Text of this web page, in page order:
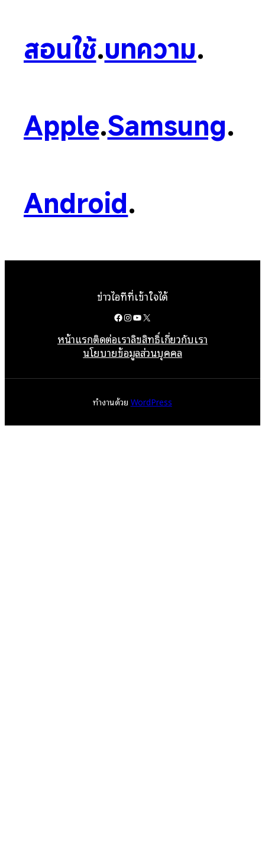
สอนใช้.บทความ.
Apple.Samsung.
Android.
ข่าวไอทีที่เข้าใจได้
Facebook
Instagram
YouTube
X
หน้าแรกติดต่อเราลิขสิทธิ์เกี่ยวกับเรา
นโยบายข้อมูลส่วนบุคคล
ทำงานด้วย WordPress